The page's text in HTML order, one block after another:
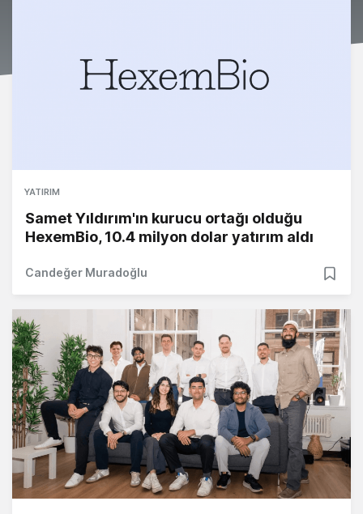
YATIRIM
Samet Yıldırım'ın kurucu ortağı olduğu
HexemBio, 10.4 milyon dolar yatırım aldı
Candeğer Muradoğlu